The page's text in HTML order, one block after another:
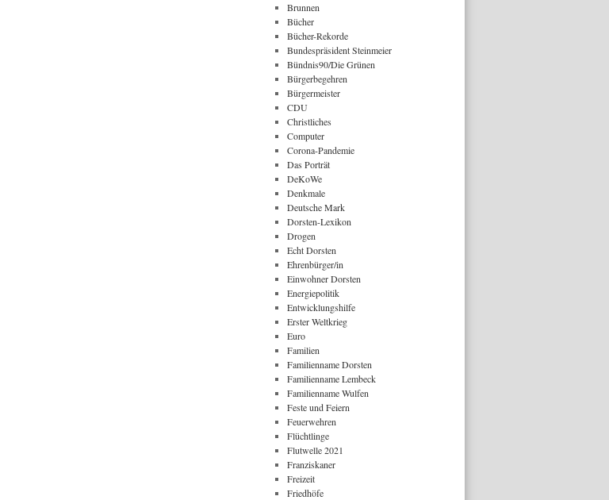
Brunnen
Bücher
Bücher-Rekorde
Bundespräsident Steinmeier
Bündnis90/Die Grünen
Bürgerbegehren
Bürgermeister
CDU
Christliches
Computer
Corona-Pandemie
Das Porträt
DeKoWe
Denkmale
Deutsche Mark
Dorsten-Lexikon
Drogen
Echt Dorsten
Ehrenbürger/in
Einwohner Dorsten
Energiepolitik
Entwicklungshilfe
Erster Weltkrieg
Euro
Familien
Familienname Dorsten
Familienname Lembeck
Familienname Wulfen
Feste und Feiern
Feuerwehren
Flüchtlinge
Flutwelle 2021
Franziskaner
Freizeit
Friedhöfe